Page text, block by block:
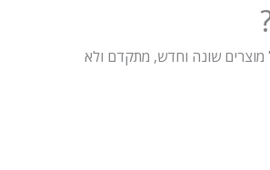
שונה וחדש, מתקדם ולא